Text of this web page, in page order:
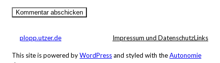
plopp.utzer.de Impressum und DatenschutzLinks
This site is powered byWordPressand styled with theAutonomie